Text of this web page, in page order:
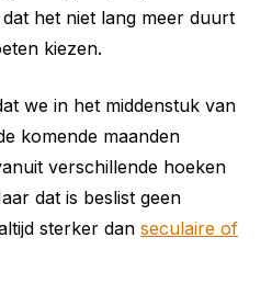
het niet lang meer duurt
kiezen.
we in het middenstuk van
komende maanden
verschillende hoeken
dat is beslist geen
sterker dan seculaire of